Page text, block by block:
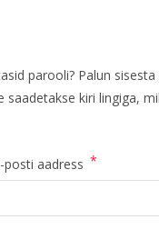
parooli? Palun
saadetakse kiri lingiga,
aadress *